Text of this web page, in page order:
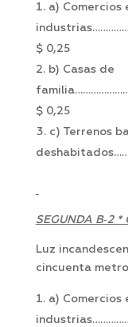
a) Comercios
$ 0,25
b) Casas de
$ 0,25
c) Terrenos
SEGUNDA B‑2 *
Luz
cincuenta
a) Comercios